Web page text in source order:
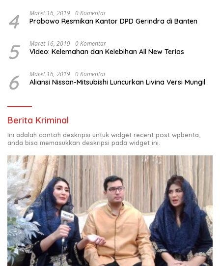
4 Maret 16, 2019 0 Komentar
Prabowo Resmikan Kantor DPD Gerindra di Banten
5 Maret 16, 2019 0 Komentar
Video: Kelemahan dan Kelebihan All New Terios
6 Maret 16, 2019 0 Komentar
Aliansi Nissan-Mitsubishi Luncurkan Livina Versi Mungil
Berita Kriminal
Ini adalah contoh deskripsi untuk widget recent post wpberita,
anda bisa memasukkan deskripsi pada widget ini.